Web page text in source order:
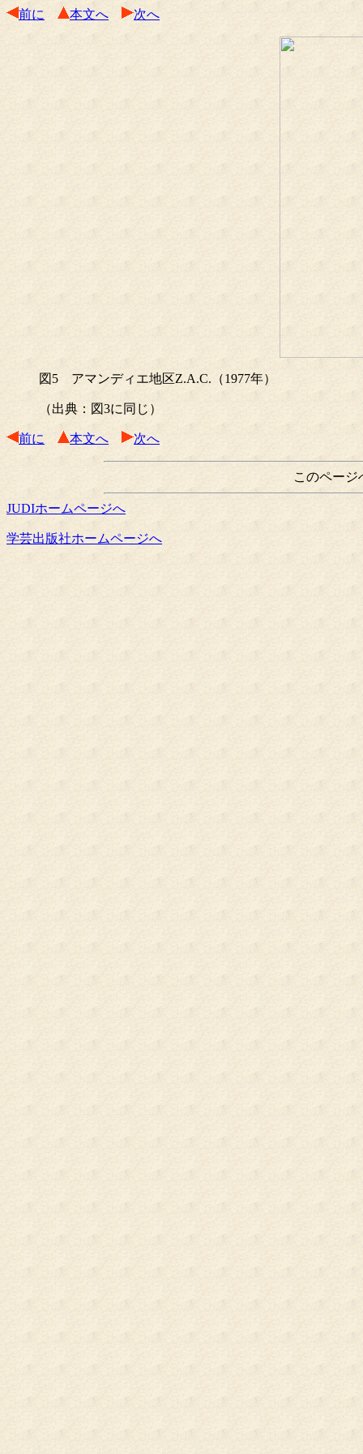
前に 本文へ 次へ
図5 アマンディエ地区Z.A.C.（1977年）
（出典：図3に同じ）
前に 本文へ 次へ
このページ
JUDIホームページへ
学芸出版社ホームページへ